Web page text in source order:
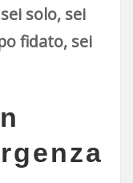
solo, sei
fidato, sei